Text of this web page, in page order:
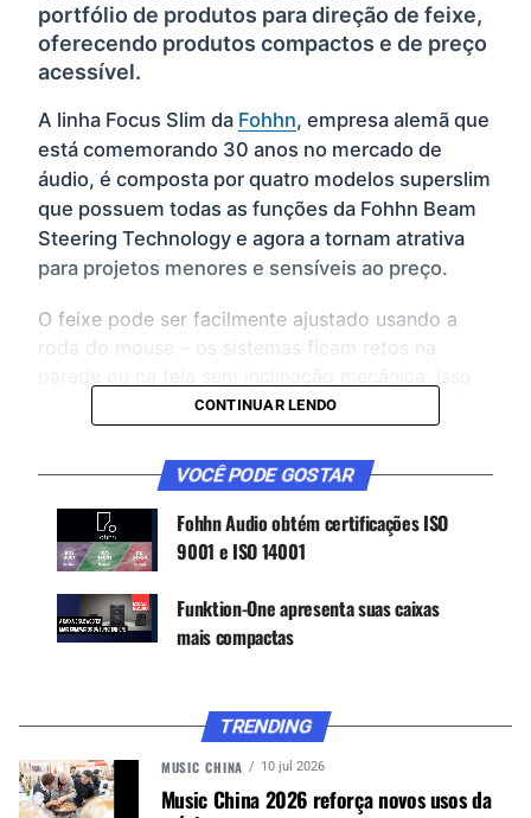
portfólio de produtos para direção de feixe,
oferecendo produtos compactos e de preço
acessível.
A linha Focus Slim da Fohhn, empresa alemã que
está comemorando 30 anos no mercado de
áudio, é composta por quatro modelos superslim
que possuem todas as funções da Fohhn Beam
Steering Technology e agora a tornam atrativa
para projetos menores e sensíveis ao preço.
O feixe pode ser facilmente ajustado usando a
roda do mouse – os sistemas ficam retos na
permite “obter um som Fohhn claro e de primeira
classe e a melhor inteligibilidade de fala sem
reflexos irritantes”, segundo o comunicado oficial.
CONTINUE ACOMPANHANDO
WhatsApp e no Google News.
CONTINUAR LENDO
VOCÊ PODE GOSTAR
Fohhn Audio obtém certificações ISO
9001 e ISO 14001
Funktion-One apresenta suas caixas
mais compactas
TRENDING
MUSIC CHINA 10 jul 2026
Music China 2026 reforça novos usos da